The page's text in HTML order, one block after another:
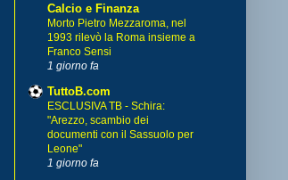
Calcio e Finanza
Morto Pietro Mezzaroma, nel
1993 rilevò la Roma insieme a
Franco Sensi
1 giorno fa
TuttoB.com
ESCLUSIVA TB - Schira:
"Arezzo, scambio dei
documenti con il Sassuolo per
Leone"
1 giorno fa